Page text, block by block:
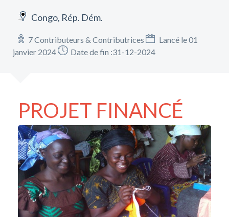
Congo, Rép. Dém.
7 Contributeurs & Contributrices
Lancé le 01
janvier 2024
Date de fin :31-12-2024
PROJET FINANCÉ